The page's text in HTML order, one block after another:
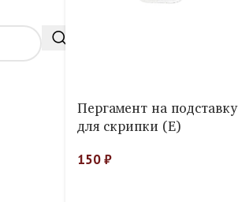
Пергамент на подставку
для скрипки (E)
150₽